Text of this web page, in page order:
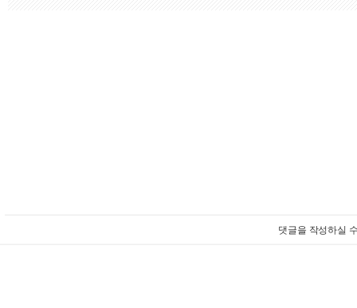
댓글을 작성하실